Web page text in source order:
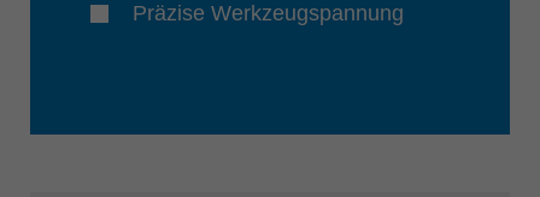
Präzise Werkzeugspannung